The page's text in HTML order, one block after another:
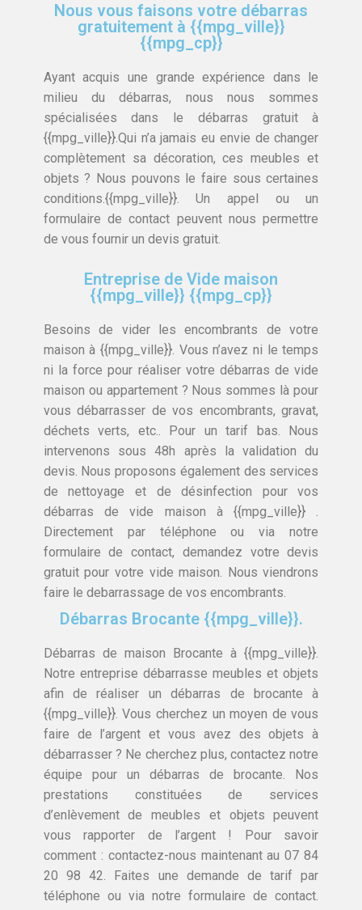
Nous vous faisons votre débarras
gratuitement à {{mpg_ville}}
{{mpg_cp}}
Ayant acquis une grande expérience dans le
milieu du débarras, nous nous sommes
spécialisées dans le débarras gratuit à
{{mpg_ville}}.Qui n’a jamais eu envie de changer
complètement sa décoration, ces meubles et
objets ? Nous pouvons le faire sous certaines
conditions.{{mpg_ville}}. Un appel ou un
formulaire de contact peuvent nous permettre
de vous fournir un devis gratuit.
Entreprise de Vide maison
{{mpg_ville}} {{mpg_cp}}
Besoins de vider les encombrants de votre
maison à {{mpg_ville}}. Vous n’avez ni le temps
ni la force pour réaliser votre débarras de vide
maison ou appartement ? Nous sommes là pour
vous débarrasser de vos encombrants, gravat,
déchets verts, etc.. Pour un tarif bas. Nous
intervenons sous 48h après la validation du
devis. Nous proposons également des services
de nettoyage et de désinfection pour vos
débarras de vide maison à {{mpg_ville}} .
Directement par téléphone ou via notre
formulaire de contact, demandez votre devis
gratuit pour votre vide maison. Nous viendrons
faire le debarrassage de vos encombrants.
Débarras Brocante {{mpg_ville}}.
Débarras de maison Brocante à {{mpg_ville}}.
Notre entreprise débarrasse meubles et objets
afin de réaliser un débarras de brocante à
{{mpg_ville}}. Vous cherchez un moyen de vous
faire de l’argent et vous avez des objets à
débarrasser ? Ne cherchez plus, contactez notre
équipe pour un débarras de brocante. Nos
prestations constituées de services
d’enlèvement de meubles et objets peuvent
vous rapporter de l’argent ! Pour savoir
comment : contactez-nous maintenant au 07 84
20 98 42. Faites une demande de tarif par
téléphone ou via notre formulaire de contact.